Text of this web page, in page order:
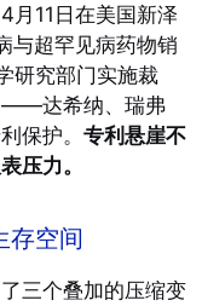
月11日在美国新泽
与超罕见病药物销
研究部门实施裁
——达希纳、瑞弗
保护。 专利悬崖不
压力。
存空间
三个叠加的压缩变